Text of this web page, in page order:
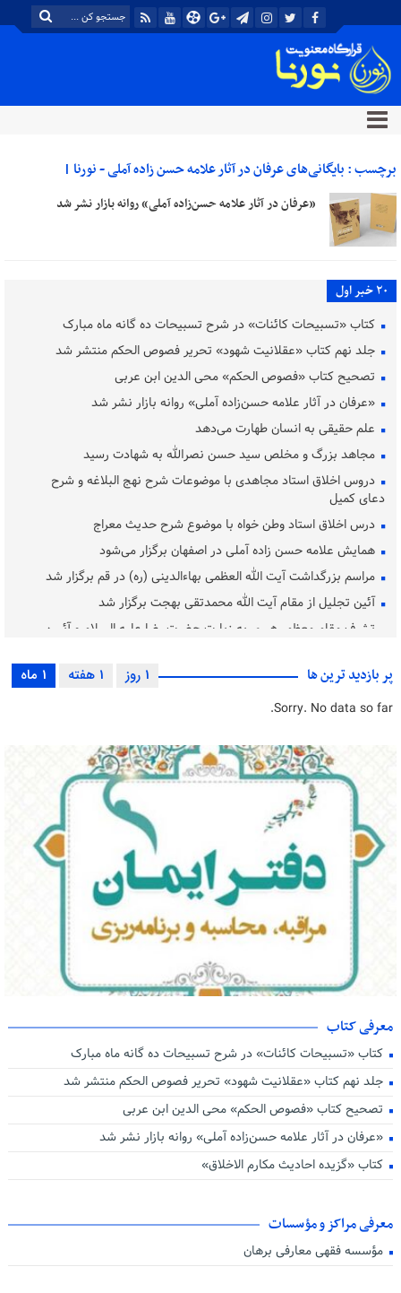
برچسب : بایگانی‌های عرفان در آثار علامه حسن زاده آملی - نورنا |
خبرگزاری معنویت«عرفان در آثار علامه حسن‌زاده آملی» روانه بازار نشر شد
20 خبر اول
کتاب «تسبیحات کائنات» در شرح تسبیحات ده‌ گانه ماه مبارک
جلد نهم کتاب «عقلانیت شهود» تحریر فصوص الحکم منتشر شد
تصحیح کتاب «فصوص الحکم» محی الدین ابن عربی
«عرفان در آثار علامه حسن‌زاده آملی» روانه بازار نشر شد
علم حقیقی به انسان طهارت می‌دهد
مجاهد بزرگ و مخلص سید حسن نصرالله به شهادت رسید
دروس اخلاق استاد مجاهدی با موضوعات شرح نهج البلاغه و شرح
دعای کمیل
درس اخلاق استاد وطن خواه با موضوع شرح حدیث معراج
همایش علامه حسن زاده آملی در اصفهان برگزار می‌شود
مراسم بزرگداشت آیت‌ الله العظمی بهاءالدینی (ره) در قم برگزار شد
آئین تجلیل از مقام آیت الله محمدتقی بهجت برگزار شد
تشرف مقام معظم رهبری به زیارت حضرت رضا علیه السلام و آئیین
بررسی مسئله «کاربست اخلاق در فرایند مشاوره»
حضرت آیت الله محفوظی به دیار باقی شتافت
بزرگ ترین بحران جوامع غرب بی‌اخلاقی است
تبیین آموزه‌ های عرفانی امام رضا (ع) در آثار عارفان اسلامی
اهداف عرفانی و تربیت عارف از جمله اهداف انقلاب اسلامی است
پیام تسلیت رهبر معظم انقلاب و اعلام عزای عمومی
آیت الله سید ابراهیم رئیسی به جوار حق شتافت
پر بازدید ترین ها 1 ماه 1 هفته 1 روز
Sorry. No data so far.
دفتر محاسبه نفس و برنامه ریزی ایمان
معرفی کتاب
کتاب «تسبیحات کائنات» در شرح تسبیحات ده‌ گانه ماه مبارک
جلد نهم کتاب «عقلانیت شهود» تحریر فصوص الحکم منتشر شد
تصحیح کتاب «فصوص الحکم» محی الدین ابن عربی
«عرفان در آثار علامه حسن‌زاده آملی» روانه بازار نشر شد
کتاب «گزیده احادیث مکارم الاخلاق»
معرفی مراکز و مؤسسات
مؤسسه فقهی معارفی برهان